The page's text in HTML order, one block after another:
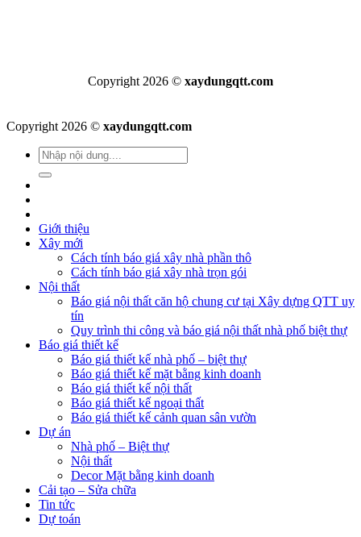
Copyright 2026 © xaydungqtt.com
Copyright 2026 © xaydungqtt.com
Giới thiệu
Xây mới
Cách tính báo giá xây nhà phần thô
Cách tính báo giá xây nhà trọn gói
Nội thất
Báo giá nội thất căn hộ chung cư tại Xây dựng QTT uy
tín
Quy trình thi công và báo giá nội thất nhà phố biệt thự
Báo giá thiết kế
Báo giá thiết kế nhà phố – biệt thự
Báo giá thiết kế mặt bằng kinh doanh
Báo giá thiết kế nội thất
Báo giá thiết kế ngoại thất
Báo giá thiết kế cảnh quan sân vườn
Dự án
Nhà phố – Biệt thự
Nội thất
Decor Mặt bằng kinh doanh
Cải tạo – Sửa chữa
Tin tức
Dự toán